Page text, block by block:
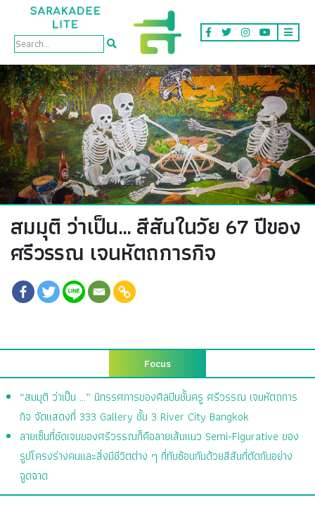
Arts & Culture
สมมุติ ว่าเป็น… สีสันในวัย 67 ปีของ
ศรีวรรณ เจนหัตถการกิจ
Focus
“สมมุติ ว่าเป็น …” นิทรรศการของศิลปินชั้นครู ศรีวรรณ เจนหัตถการ
กิจ จัดแสดงที่ 333 Gallery ชั้น 3 River City Bangkok
ลายเซ็นที่ชัดเจนของศรีวรรณก็คือลายเส้นแนว Semi-Figurative ของ
รูปโครงร่างคนและสิ่งมีชีวิตต่าง ๆ ที่ทับซ้อนกันด้วยสีสันที่ตัดกันอย่าง
ฉูดฉาด